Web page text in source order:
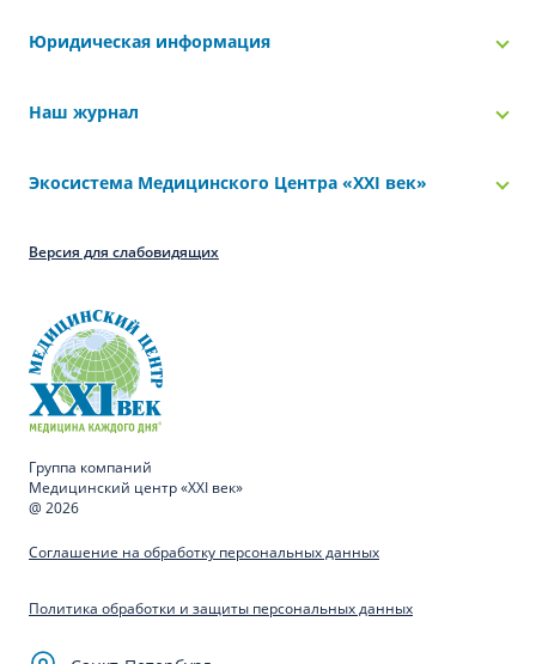
Юридическая информация
Наш журнал
Экосистема Медицинского Центра «‎XXI век»
Версия для слабовидящих
Группа компаний
Медицинский центр «XXI век»
@ 2026
Соглашение на обработку персональных данных
Политика обработки и защиты персональных данных